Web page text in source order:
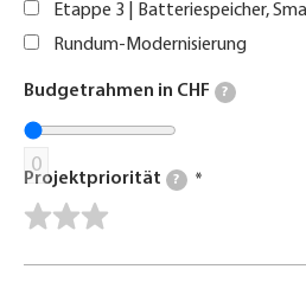
Etappe 3 | Batteriespeicher,
Rundum-Modernisierung
Budgetrahmen in CHF ?
0
Projektpriorität ?